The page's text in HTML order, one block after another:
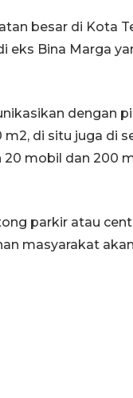
besar di Kota
eks Bina Marga
dengan
m2, di situ juga
mobil dan 200
parkir atau
masyarakat